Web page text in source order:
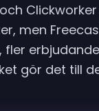
men
fler
gör det till